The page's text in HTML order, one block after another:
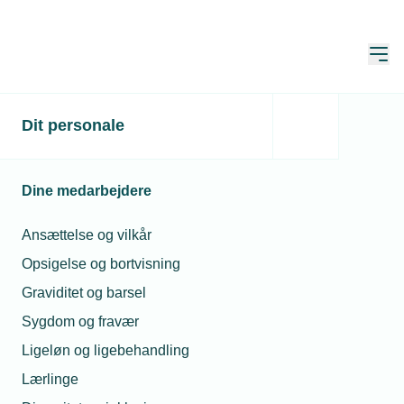
Dit personale
Dine medarbejdere
Ansættelse og vilkår
Opsigelse og bortvisning
Graviditet og barsel
Sygdom og fravær
Ligeløn og ligebehandling
Lærlinge
Grønt alternativ: Sådan
Skrevet af: Mads Hagemann Petersen